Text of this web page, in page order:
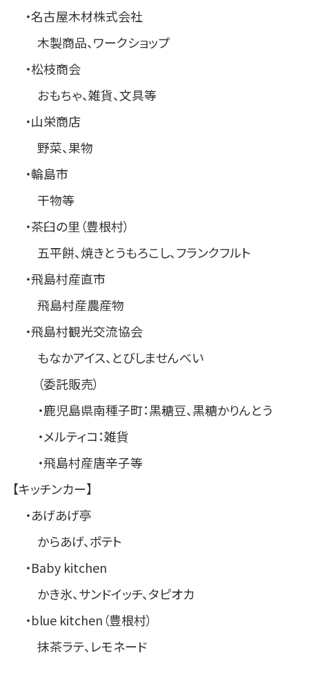
・名古屋木材株式会社
木製商品、ワークショップ
・松枝商会
おもちゃ、雑貨、文具等
・山栄商店
野菜、果物
・輪島市
干物等
・茶臼の里（豊根村）
五平餅、焼きとうもろこし、フランクフルト
・飛島村産直市
飛島村産農産物
・飛島村観光交流協会
もなかアイス、とびしませんべい
（委託販売）
・鹿児島県南種子町：黒糖豆、黒糖かりんとう
・メルティコ：雑貨
・飛島村産唐辛子等
【キッチンカー】
・あげあげ亭
からあげ、ポテト
・Baby kitchen
かき氷、サンドイッチ、タピオカ
・blue kitchen（豊根村）
抹茶ラテ、レモネード